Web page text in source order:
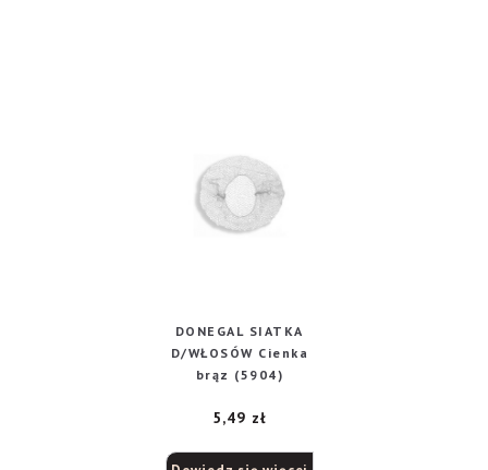
DONEGAL SIATKA
D/WŁOSÓW Cienka
brąz (5904)
5,49 zł